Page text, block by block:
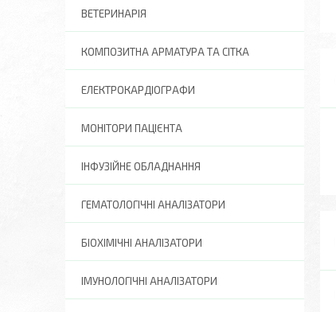
ВЕТЕРИНАРІЯ
КОМПОЗИТНА АРМАТУРА ТА СІТКА
ЕЛЕКТРОКАРДІОГРАФИ
МОНІТОРИ ПАЦІЄНТА
ІНФУЗІЙНЕ ОБЛАДНАННЯ
ГЕМАТОЛОГІЧНІ АНАЛІЗАТОРИ
БІОХІМІЧНІ АНАЛІЗАТОРИ
ІМУНОЛОГІЧНІ АНАЛІЗАТОРИ